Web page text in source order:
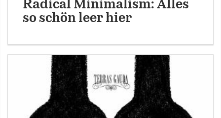
Radical Minimalism: Alles
so schön leer hier